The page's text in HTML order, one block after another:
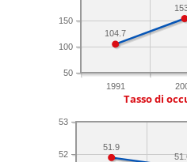
1991
50
100
150
104.7
Tasso di
52
53
51.9